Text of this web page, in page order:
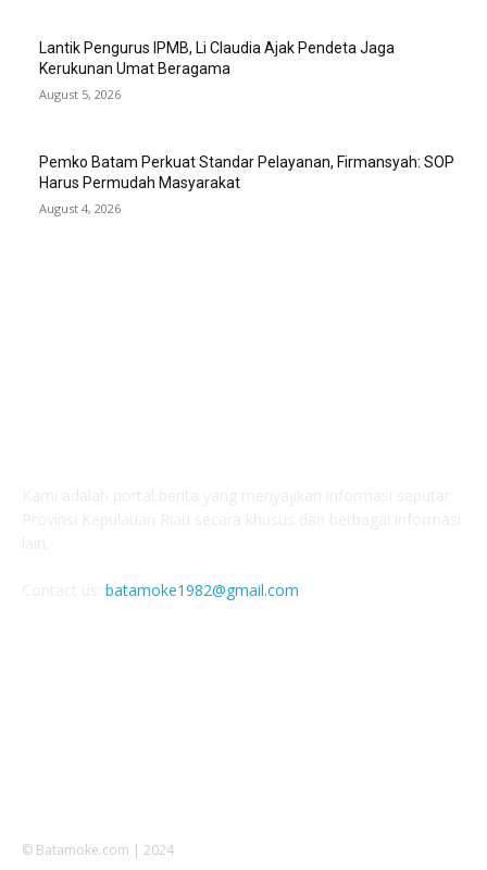
Lantik Pengurus IPMB, Li Claudia Ajak Pendeta Jaga
Kerukunan Umat Beragama
August 5, 2026
Pemko Batam Perkuat Standar Pelayanan, Firmansyah: SOP
Harus Permudah Masyarakat
August 4, 2026
batamoke1982@gmail.com
© Batamoke.com | 2024